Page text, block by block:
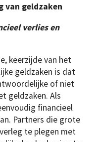
van geldzaken
verlies en
keerzijde van het
geldzaken is dat
of niet
geldzaken. Als
financieel
Partners die grote
te plegen met